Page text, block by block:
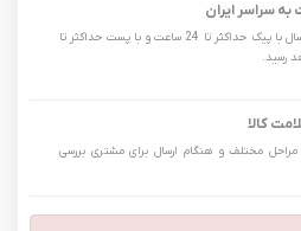
سراسر ایران
مرسوله شما در صورت ارسال با پیک حداکثر تا 24 ساعت و با پست حداکثر تا
کالا
مراحل مختلف و هنگام ارسال برای مشتری بررسی